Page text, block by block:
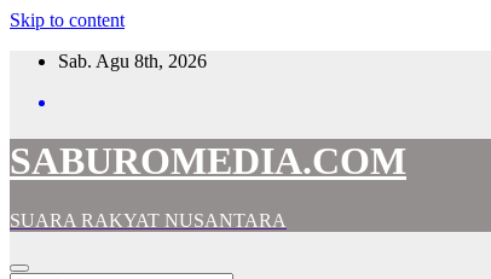
Skip to content
Sab. Agu 8th, 2026
SABUROMEDIA.COM
SUARA RAKYAT NUSANTARA